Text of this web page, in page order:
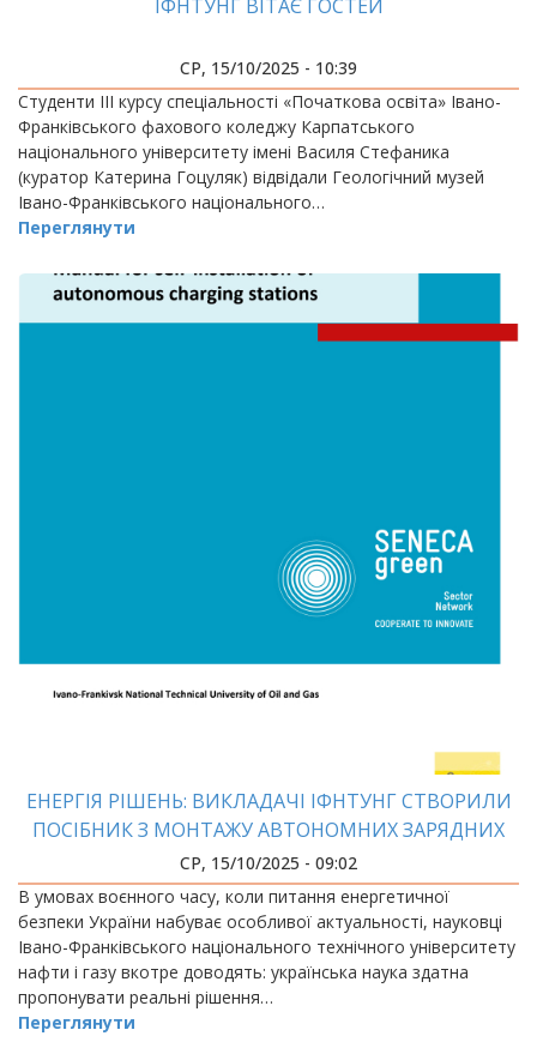
ІФНТУНГ ВІТАЄ ГОСТЕЙ
СР, 15/10/2025 - 10:39
Студенти ІІІ курсу спеціальності «Початкова освіта» Івано-
Франківського фахового коледжу Карпатського
національного університету імені Василя Стефаника
(куратор Катерина Гоцуляк) відвідали Геологічний музей
Івано-Франківського національного…
Переглянути
ЕНЕРГІЯ РІШЕНЬ: ВИКЛАДАЧІ ІФНТУНГ СТВОРИЛИ
ПОСІБНИК З МОНТАЖУ АВТОНОМНИХ ЗАРЯДНИХ
СТАНЦІЙ
СР, 15/10/2025 - 09:02
В умовах воєнного часу, коли питання енергетичної
безпеки України набуває особливої актуальності, науковці
Івано-Франківського національного технічного університету
нафти і газу вкотре доводять: українська наука здатна
пропонувати реальні рішення…
Переглянути